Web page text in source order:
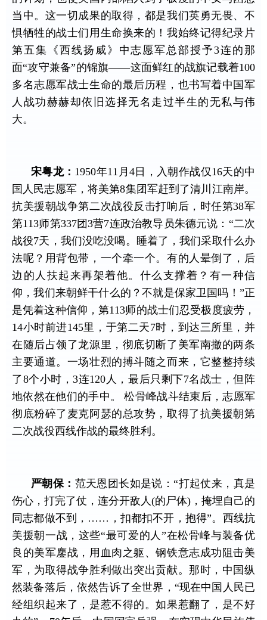
当中。这一切成果的取得，都是我们英勇无畏、不
惧牺牲的战士们用生命换来的！我始终记得纪录片
第五集《西线扬威》中志愿军总部授予3连的那
面“攻守兼备”的锦旗——这面鲜红的战旗记载着100
多名志愿军战士生命的最后历程，也书写着中国军
人战功赫赫却依旧选择无名走过半生的无私与伟
大。
宋粤龙： 1950年11 月 4日，入朝作战仅16天的中
国人民志愿军，将美第8集团军赶到了清川江南岸。
抗美援朝战争第二次战役反击打响后，时任第38军
第113师第337团3营7连政治教导员朱德元说：“二次
战役7天，我们没吃没喝。睡着了，我们采取什么办
法呢？用背包带，一个牵一个。有的人晕倒了，后
边的人扶起来再架着他。什么支撑着？有一种信
仰，我们来朝鲜干什么的？不就是保家卫国吗！”正
是凭着这种信仰，第113师的战士们忍受极度疲劳，
14小时前进145里，于第二天7时，到达三所里，并
在随后占领了龙源里，彻底切断了美军南撤的两条
主要通道。一场壮烈的搏斗随之而来，它整整持续
了8个小时，3连120 人，最后只剩下7名战士，但阵
地依然在他们的手中。 松骨峰战斗结束后，志愿军
彻底粉碎了麦克阿瑟的总攻势，取得了抗美援朝第
二次战役西线作战的最终胜利。
严朝保： 范天恩团长如是说：“打起仗来，真是
伤心，打完了仗，连分开敌人(的尸体) ，掩埋自己的
同志都做不到，……，扣都扣不开，抱得”。西线抗
美援朝一战，这些“最可爱的人”在松骨峰与装备优
良的美军鏖战，用血肉之躯、钢铁意志成功阻击美
军，为取得战争胜利做出突出贡献。那时，中国纵
然装备落后，依然告诉了全世界，“现在中国人民已
经组织起来了，是惹不得的。如果惹翻了，是不好